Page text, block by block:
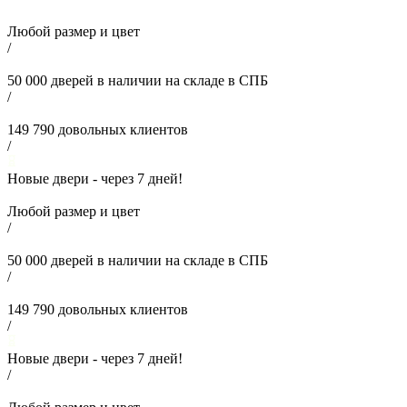
Любой размер и цвет
/
50 000 дверей в наличии на складе в СПБ
/
149 790 довольных клиентов
/
Новые двери - через 7 дней!
Любой размер и цвет
/
50 000 дверей в наличии на складе в СПБ
/
149 790 довольных клиентов
/
Новые двери - через 7 дней!
/